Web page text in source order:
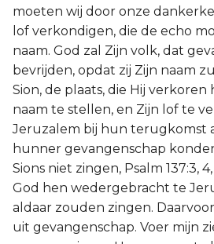
moeten wij door onze
lof verkondigen, die de echo
naam. God zal Zijn volk, dat
bevrijden, opdat zij Zijn naam
Sion, de plaats, die Hij
naam te stellen, en Zijn lof te
Jeruzalem bij hun terugkomst
hunner gevangenschap
Sions niet zingen, Psalm 137:3,
God hen wedergebracht te
aldaar zouden zingen.
uit gevangenschap. Voer mijn